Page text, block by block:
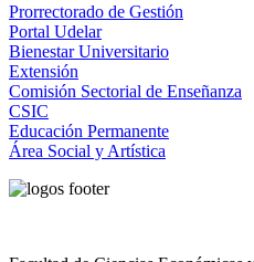
Prorrectorado de Gestión
Portal Udelar
Bienestar Universitario
Extensión
Comisión Sectorial de Enseñanza
CSIC
Educación Permanente
Área Social y Artística